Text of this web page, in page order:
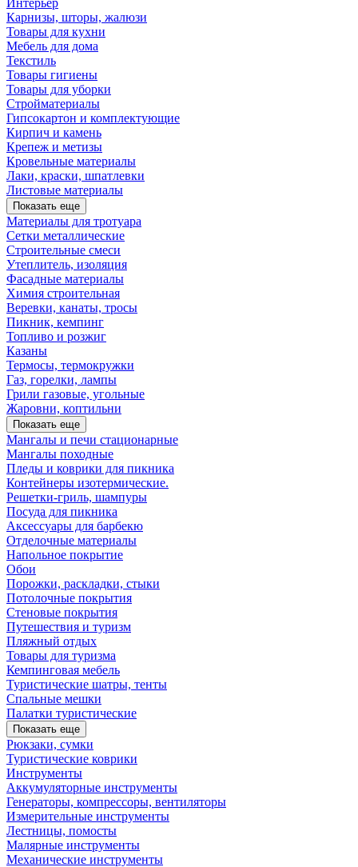
Интерьер
Карнизы, шторы, жалюзи
Товары для кухни
Мебель для дома
Текстиль
Товары гигиены
Товары для уборки
Стройматериалы
Гипсокартон и комплектующие
Кирпич и камень
Крепеж и метизы
Кровельные материалы
Лаки, краски, шпатлевки
Листовые материалы
Показать еще
Материалы для тротуара
Сетки металлические
Строительные смеси
Утеплитель, изоляция
Фасадные материалы
Химия строительная
Веревки, канаты, тросы
Пикник, кемпинг
Топливо и розжиг
Казаны
Термосы, термокружки
Газ, горелки, лампы
Грили газовые, угольные
Жаровни, коптильни
Показать еще
Мангалы и печи стационарные
Мангалы походные
Пледы и коврики для пикника
Контейнеры изотермические.
Решетки-гриль, шампуры
Посуда для пикника
Аксессуары для барбекю
Отделочные материалы
Напольное покрытие
Обои
Порожки, раскладки, стыки
Потолочные покрытия
Стеновые покрытия
Путешествия и туризм
Пляжный отдых
Товары для туризма
Кемпинговая мебель
Туристические шатры, тенты
Спальные мешки
Палатки туристические
Показать еще
Рюкзаки, сумки
Туристические коврики
Инструменты
Аккумуляторные инструменты
Генераторы, компрессоры, вентиляторы
Измерительные инструменты
Лестницы, помосты
Малярные инструменты
Механические инструменты